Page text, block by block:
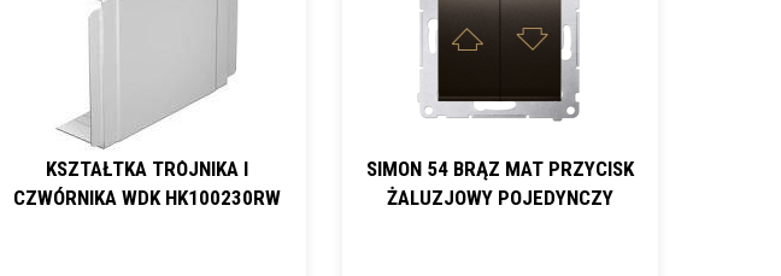
KSZTAŁTKA TRÓJNIKA I
CZWÓRNIKA WDK HK100230RW
SIMON 54 BRĄZ MAT PRZYCISK
ŻALUZJOWY POJEDYNCZY